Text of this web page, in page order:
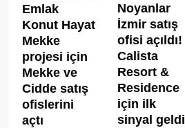
Emlak
Konut Hayat
Mekke
projesi için
Mekke ve
Cidde satış
ofislerini
açtı
Noyanlar
İzmir satış
ofisi açıldı!
Calista
Resort &
Residence
için ilk
sinyal geldi